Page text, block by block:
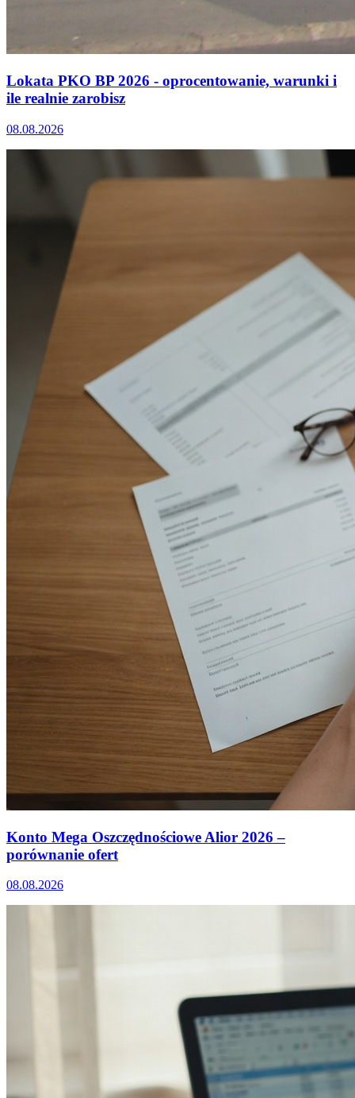
Lokata PKO BP 2026 - oprocentowanie, warunki i
ile realnie zarobisz
08.08.2026
Konto Mega Oszczędnościowe Alior 2026 –
porównanie ofert
08.08.2026